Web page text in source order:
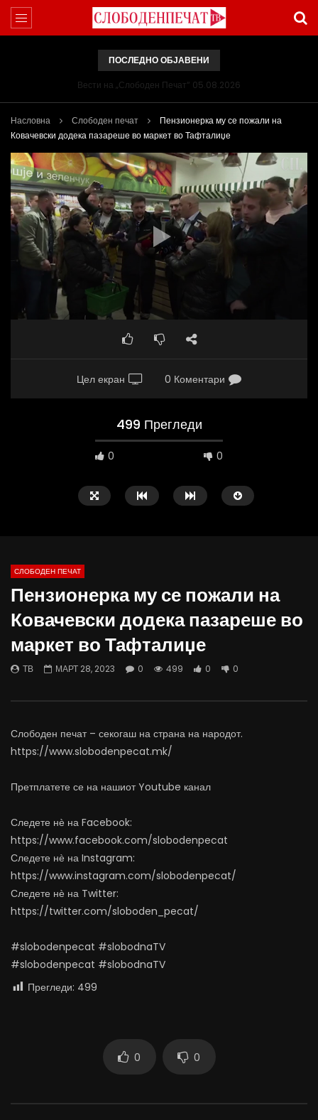
ПОСЛЕДНО ОБЈАВЕНИ
Вести на „Слободен Печат“ 05.08.2026
Насловна Слободен печат
Пензионерка му се пожали на
Ковачевски додека пазареше во маркет во Тафталиџе
Цел екран 0 Коментари
499 Прегледи
0 0
Вести на „Слободен Печат“
06.08.2026
АВГУСТ 6, 2026
АВГУСТ 6, 2026
СЛОБОДЕН ПЕЧАТ
Пензионерка му се пожали на
Ковачевски додека пазареше во
маркет во Тафталиџе
ТВ МАРТ 28, 2023 0 499 0 0
Слободен печат – секогаш на страна на народот.
https://www.slobodenpecat.mk/
Претплатете се на нашиот Youtube канал
Следете нѐ на Facebook:
https://www.facebook.com/slobodenpecat
Следете нѐ на Instagram:
https://www.instagram.com/slobodenpecat/
Следете нѐ на Twitter:
https://twitter.com/sloboden_pecat/
#slobodenpecat #slobodnaTV
#slobodenpecat #slobodnaTV
Прегледи: 499
0 0